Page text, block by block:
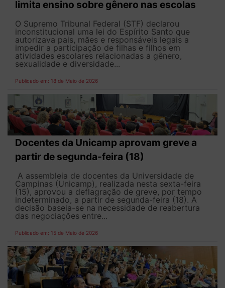
limita ensino sobre gênero nas escolas
O Supremo Tribunal Federal (STF) declarou
inconstitucional uma lei do Espírito Santo que
autorizava pais, mães e responsáveis legais ​​a
impedir a participação de filhas e filhos em
atividades escolares relacionadas a gênero,
sexualidade e diversidade...
Publicado em: 18 de Maio de 2026
Docentes da Unicamp aprovam greve a
partir de segunda-feira (18)
A assembleia de docentes da Universidade de
Campinas (Unicamp), realizada nesta sexta-feira
(15), aprovou a deflagração de greve, por tempo
indeterminado, a partir de segunda-feira (18). A
decisão baseia-se na necessidade de reabertura
das negociações entre...
Publicado em: 15 de Maio de 2026